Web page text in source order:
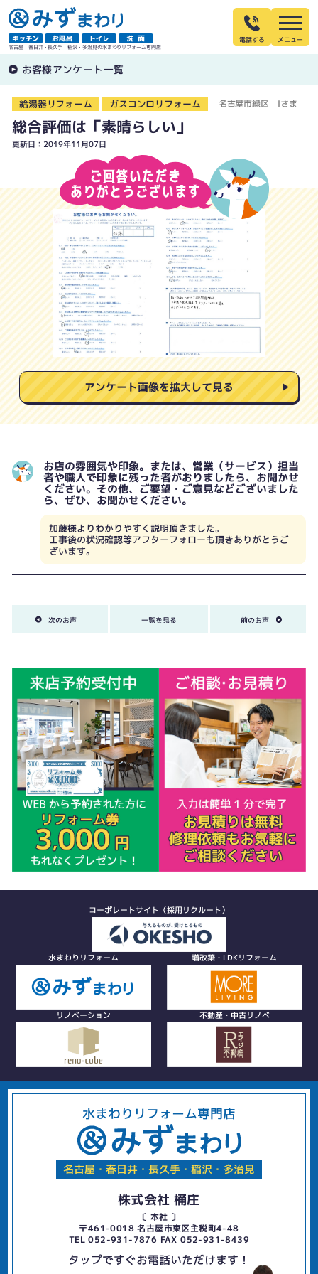
名古屋・春日井・長久手・稲沢・多治見の水まわりリフォーム専門店
電話する
お客様アンケート一覧
給湯器リフォーム ガスコンロリフォーム 名古屋市緑区 Iさま
総合評価は「素晴らしい」
更新日：2019年11月07日
アンケート画像を拡大して見る
お店の雰囲気や印象。または、営業（サービス）担当
者や職人で印象に残った者がおりましたら、お聞かせ
ください。その他、ご要望・ご意見などございました
ら、ぜひ、お聞かせください。
加藤様よりわかりやすく説明頂きました。
工事後の状況確認等アフターフォローも頂きありがとうご
ざいます。
次のお声 一覧を見る 前のお声
コーポレートサイト（採用リクルート）
水まわりリフォーム 増改築・LDKリフォーム
リノベーション 不動産・中古リノベ
水まわりリフォーム専門店
名古屋・春日井・長久手・稲沢・多治見
株式会社 桶庄
〔 本社 〕
〒461-0018 名古屋市東区主税町4-48
TEL 052-931-7876 FAX 052-931-8439
タップですぐお電話いただけます！